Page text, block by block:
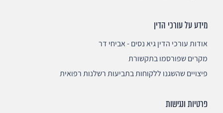
מידע על עורכי הדין
אודות עורכי הדין גיא נסים - אביחי דר
מקרים שפורסמו בתקשורת
פיצויים שהשגנו ללקוחות בתביעות רשלנות רפואית
פרטיות ונגישות